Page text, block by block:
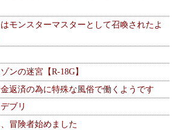
はモンスターマスターとして召喚されたよ
ンの迷宮【R-18G】
金返済の為に特殊な風俗で働くようです
ブリ
冒険者始めました